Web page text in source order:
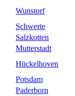
Wunstorf
Schwerte
Salzkotten
Mutterstadt
Hückelhoven
Potsdam
Paderborn